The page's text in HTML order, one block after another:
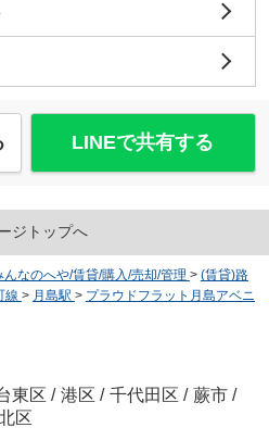
LINEで共有する
ジトップへ
なのへや/賃貸/購入/売却/管理 > (賃貸)路
線 > 月島駅 > プラウドフラット月島アベニ
東区 / 港区 / 千代田区 / 蕨市 /
区